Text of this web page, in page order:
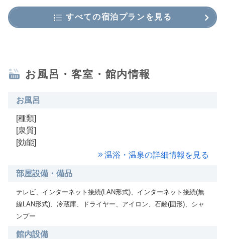
すべての宿泊プランを見る
お風呂・客室・館内情報
お風呂
[種類]
[泉質]
[効能]
温浴・温泉の詳細情報を見る
部屋設備・備品
テレビ、インターネット接続(LAN形式)、インターネット接続(無
線LAN形式)、冷蔵庫、ドライヤー、アイロン、石鹸(固形)、シャ
ンプー
館内設備